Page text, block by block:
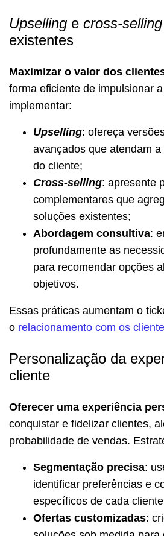
Upselling e cross-selling
existentes
Maximizar o valor dos
forma eficiente de impulsionar
implementar:
Upselling: ofereça
avançados que atendam
do cliente;
Cross-selling: apresente
complementares que
soluções existentes;
Abordagem consultiva:
profundamente as
para recomendar opções
objetivos.
Essas práticas aumentam o
o relacionamento com os
Personalização da
cliente
Oferecer uma experiência
conquistar e fidelizar clientes,
probabilidade de vendas.
Segmentação precisa:
identificar preferências e
específicos de cada
Ofertas customizadas: